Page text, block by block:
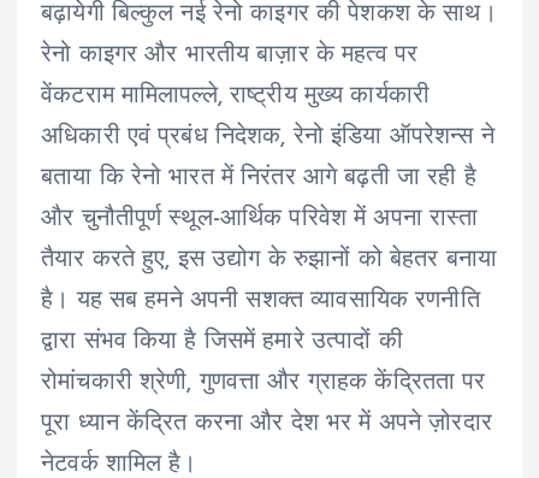
बढ़ायेगी बिल्कुल नई रेनो काइगर की पेशकश के साथ।
रेनो काइगर और भारतीय बाज़ार के महत्व पर
वेंकटराम मामिलापल्ले, राष्ट्रीय मुख्य कार्यकारी
अधिकारी एवं प्रबंध निदेशक, रेनो इंडिया ऑपरेशन्स ने
बताया कि रेनो भारत में निरंतर आगे बढ़ती जा रही है
और चुनौतीपूर्ण स्थूल-आर्थिक परिवेश में अपना रास्ता
तैयार करते हुए, इस उद्योग के रुझानों को बेहतर बनाया
है। यह सब हमने अपनी सशक्त व्यावसायिक रणनीति
द्वारा संभव किया है जिसमें हमारे उत्पादों की
रोमांचकारी श्रेणी, गुणवत्ता और ग्राहक केंद्रितता पर
पूरा ध्यान केंद्रित करना और देश भर में अपने ज़ोरदार
नेटवर्क शामिल है।